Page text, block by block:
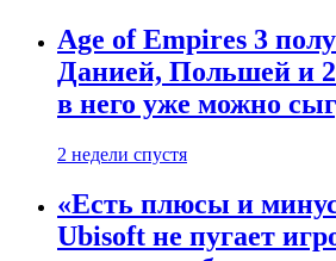
Age of Empires 3
Данией, Польшей и
в него уже можно
2 недели спустя
«Есть плюсы и
Ubisoft не пугает